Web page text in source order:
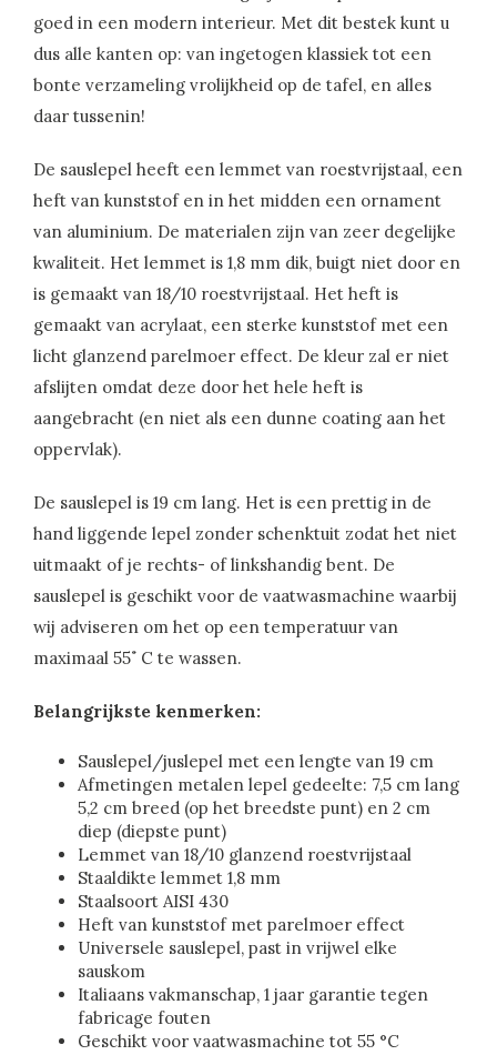
goed in een modern interieur. Met dit bestek kunt u
dus alle kanten op: van ingetogen klassiek tot een
bonte verzameling vrolijkheid op de tafel, en alles
daar tussenin!
De sauslepel heeft een lemmet van roestvrijstaal, een
heft van kunststof en in het midden een ornament
van aluminium. De materialen zijn van zeer degelijke
kwaliteit. Het lemmet is 1,8 mm dik, buigt niet door en
is gemaakt van 18/10 roestvrijstaal. Het heft is
gemaakt van acrylaat, een sterke kunststof met een
licht glanzend parelmoer effect. De kleur zal er niet
afslijten omdat deze door het hele heft is
aangebracht (en niet als een dunne coating aan het
oppervlak).
De sauslepel is 19 cm lang. Het is een prettig in de
hand liggende lepel zonder schenktuit zodat het niet
uitmaakt of je rechts- of linkshandig bent. De
sauslepel is geschikt voor de vaatwasmachine waarbij
wij adviseren om het op een temperatuur van
maximaal 55˚ C te wassen.
Belangrijkste kenmerken:
Sauslepel/juslepel met een lengte van 19 cm
Afmetingen metalen lepel gedeelte: 7,5 cm lang
5,2 cm breed (op het breedste punt) en 2 cm
diep (diepste punt)
Lemmet van 18/10 glanzend roestvrijstaal
Staaldikte lemmet 1,8 mm
Staalsoort AISI 430
Heft van kunststof met parelmoer effect
Universele sauslepel, past in vrijwel elke
sauskom
Italiaans vakmanschap, 1 jaar garantie tegen
fabricage fouten
Geschikt voor vaatwasmachine tot 55 °C